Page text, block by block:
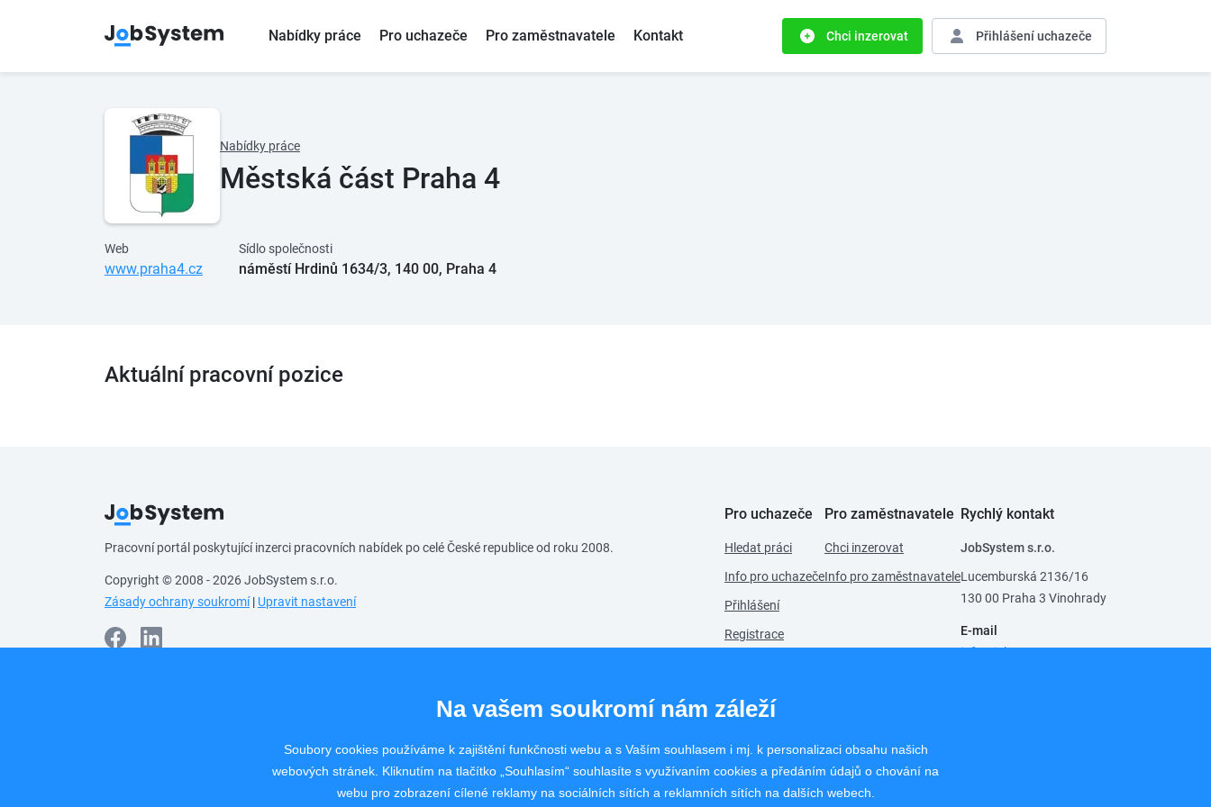
Nabídky práce Pro uchazeče Pro zaměstnavatele Kontakt Chci inzerovat Přihlášeníuchazeče
Nabídky práce
Městská část Praha 4
Web
www.praha4.cz
Sídlo společnosti
náměstí Hrdinů 1634/3, 140 00, Praha 4
Aktuální pracovní pozice
Pracovní portál poskytující inzerci pracovních nabídek po celé České republice od roku 2008.
Copyright © 2008 - 2026 JobSystem s.r.o.
Zásady ochrany soukromí| Upravit nastavení
Pro uchazeče
Hledat práci
Info pro uchazeče
Přihlášení
Registrace
Pro zaměstnavatele
Chci inzerovat
Info pro zaměstnavatele
Rychlý kontakt
JobSystem s.r.o.
Lucemburská 2136/16
130 00 Praha 3 Vinohrady
E-mail
info@jobsystem.cz
Na vašem soukromí nám záleží
Soubory cookies používáme k zajištění funkčnosti webu a s Vaším souhlasem i mj. k personalizaci obsahu našich
webových stránek. Kliknutím na tlačítko „Souhlasím“ souhlasíte s využívaním cookies a předáním údajů o chování na
webu pro zobrazení cílené reklamy na sociálních sítích a reklamních sítích na dalších webech.